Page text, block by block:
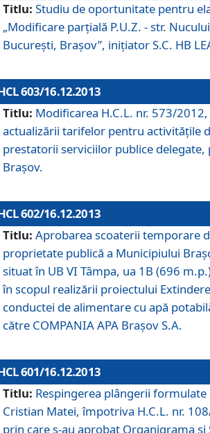
Titlu: Studiu de oportunitate pentru
„Modificare parţială P.U.Z. - str.
Bucureşti, Braşov”, iniţiator S.C. HB
603/16.12.2013
Titlu: Modificarea H.C.L. nr. 573/
actualizării tarifelor pentru activităţile
prestatorii serviciilor publice delegate,
Braşov.
602/16.12.2013
Titlu: Aprobarea scoaterii temporare
proprietate publică a Municipiului
situat în UB VI Tâmpa, ua 1B (696
în scopul realizării proiectului
conductei de alimentare cu apă
către COMPANIA APA Braşov S.A.
601/16.12.2013
Titlu: Respingerea plângerii
Cristian Matei, împotriva H.C.L. nr.
prin care s-au aprobat Organigrama